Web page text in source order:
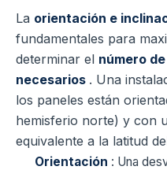
La orientación e
fundamentales para
determinar el número
necesarios . Una
los paneles están
hemisferio norte) y con
equivalente a la latitud
Orientación : Una